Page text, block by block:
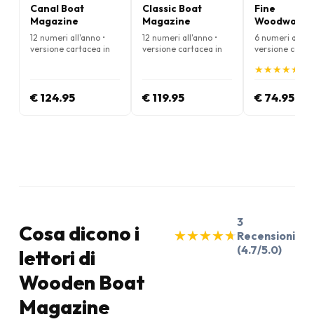
Canal Boat
Magazine
12 numeri all'anno •
versione cartacea in
€ 124.95
Classic Boat
Magazine
12 numeri all'anno •
versione cartacea in
€ 119.95
Fine
Magazine
6 numeri
versione
★
★★
★★
★★
★★
★
€ 74.95
Cosa dicono i
lettori di
Wooden Boat
Magazine
★
★★
★★
★★
★★
★
3
Recensioni
(4.7/5.0)